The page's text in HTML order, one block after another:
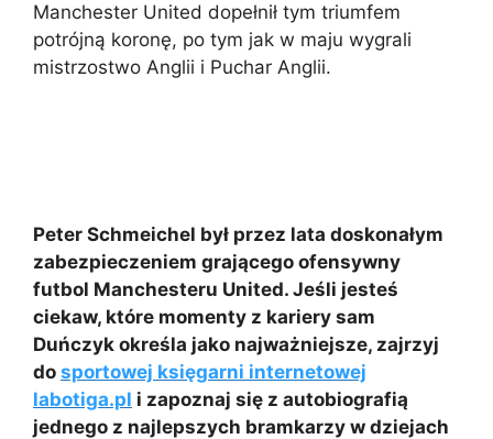
Manchester United dopełnił tym triumfem
potrójną koronę, po tym jak w maju wygrali
mistrzostwo Anglii i Puchar Anglii.
Peter Schmeichel był przez lata doskonałym
zabezpieczeniem grającego ofensywny
futbol Manchesteru United. Jeśli jesteś
ciekaw, które momenty z kariery sam
Duńczyk określa jako najważniejsze, zajrzyj
do sportowej księgarni internetowej
labotiga.pl i zapoznaj się z autobiografią
jednego z najlepszych bramkarzy w dziejach